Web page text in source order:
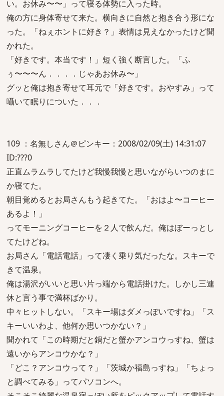
い。お休み〜〜」って寝る体勢に入った時。
俺の方に身体寄せて来た。横向きに自然と抱き合う形にな
った。「ねぇホントに好き？」表情は見えなかったけど聞
かれた。
「好きです。本当です！」短く強く断言した。「ふ
ぅ〜〜〜ん．．．．じゃあお休み〜」
グッと俺は抱き寄せて耳元で「好きです。おやすみ」って
囁いて眠りについた．．．
109 ：名無しさん＠ピンキー：2008/02/09(土) 14:31:07
ID:???0
正直ムラムラしてたけど我慢我慢と思いながらいつのまに
か寝てた。
朝目覚めるとお局さんもう起きてた。「おはよ〜コーヒー
あるよ！」
ってモーニングコーヒーを２人で飲んだ。俺はぼーっとし
てたけどね。
お局さん「電話電話」って凄く乗り気だったな。スキーで
きて温泉。
俺は湯沢がいいと思い片っ端から電話掛けた。しかし三連
休と言う事で満杯ばかり。
中々ヒットしない。「スキー場はダメっぽいですね」「ス
キーいいわよ、他何か思いつかない？」
聞かれて「この時期だと鍋だと蟹かアンコウっすね、蟹は
遠いからアンコウかな？」
「どこ？アンコウって？」「茨城か福島っすね」「ちょっ
と調べてみる」ってパソコンへ。